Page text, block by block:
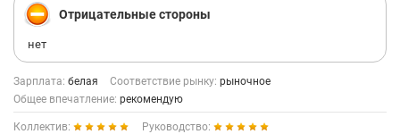
Отрицательные стороны
нет
Зарплата: белая Соответствие рынку: рыночное
Общее впечатление: рекомендую
Коллектив:
Руководство: